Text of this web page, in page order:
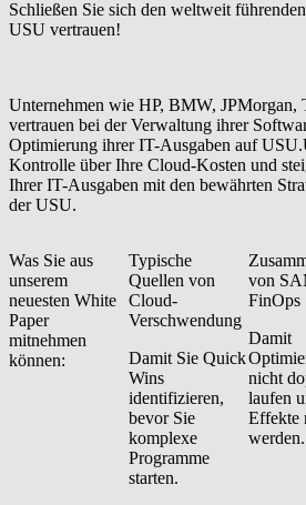
Schließen Sie sich den weltweit
USU vertrauen!
Unternehmen wie HP, BMW, JPMorgan,
vertrauen bei der Verwaltung ihrer
Optimierung ihrer IT-Ausgaben auf USU.
Kontrolle über Ihre Cloud-Kosten und
Ihrer IT-Ausgaben mit den bewährten
der USU.
Was Sie aus
unserem
neuesten White
Paper
mitnehmen
können:
Typische
Quellen von
Cloud-
Verschwendung
Damit Sie Quick
Wins
identifizieren,
bevor Sie
komplexe
Programme
starten.
von
FinOps
Damit
nicht
laufen
Effekte
werden.